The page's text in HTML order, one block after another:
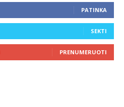
PATINKA
SEKTI
PRENUMERUOTI